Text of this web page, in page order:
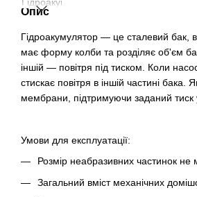
Опис
Гідроакумулятор — це сталевий бак,
має форму колби та розділяє об'єм
іншій — повітря під тиском. Коли
стискає повітря в іншій частині
мембрани, підтримуючи заданий тиск
Умови для експлуатації:
Розмір неабразивних частинок
Загальний вміст механічних